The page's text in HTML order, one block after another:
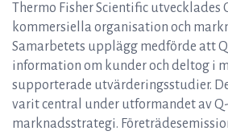
Thermo Fisher Scientific utvecklades
kommersiella organisation och
Samarbetets upplägg medförde att
information om kunder och deltog i
supporterade utvärderingsstudier.
varit central under utformandet av
marknadsstrategi.